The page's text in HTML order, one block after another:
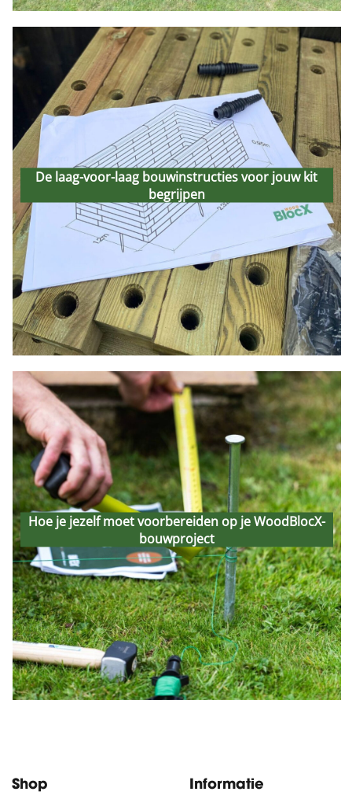
De laag-voor-laag bouwinstructies voor jouw kit
begrijpen
De laag-voor-laag
bouwinstructies voor jouw
kit begrijpen
27th January 2026
Hoe je jezelf moet voorbereiden op je WoodBlocX-
bouwproject
Hoe je jezelf moet
voorbereiden op je
WoodBlocX-bouwproject
14th January 2026
Shop Informatie